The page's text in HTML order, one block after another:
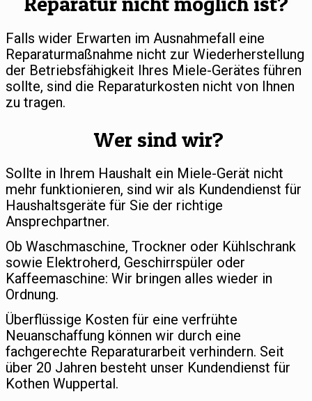
Falls wider Erwarten im Ausnahmefall eine
Reparaturmaßnahme nicht zur Wiederherstellung
der Betriebsfähigkeit Ihres Miele-Gerätes führen
sollte, sind die Reparaturkosten nicht von Ihnen
zu tragen.
Wer sind wir?
Sollte in Ihrem Haushalt ein Miele-Gerät nicht
mehr funktionieren, sind wir als Kundendienst für
Haushaltsgeräte für Sie der richtige
Ansprechpartner.
Ob Waschmaschine, Trockner oder Kühlschrank
sowie Elektroherd, Geschirrspüler oder
Kaffeemaschine: Wir bringen alles wieder in
Ordnung.
Überflüssige Kosten für eine verfrühte
Neuanschaffung können wir durch eine
fachgerechte Reparaturarbeit verhindern. Seit
über 20 Jahren besteht unser Kundendienst für
Kothen Wuppertal.